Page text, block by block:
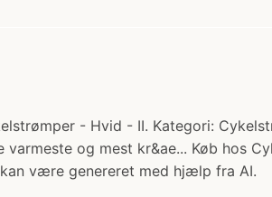
- Hvid - II. Kategori:
og mest kr&ae... Køb hos
være genereret med hjælp fra AI.